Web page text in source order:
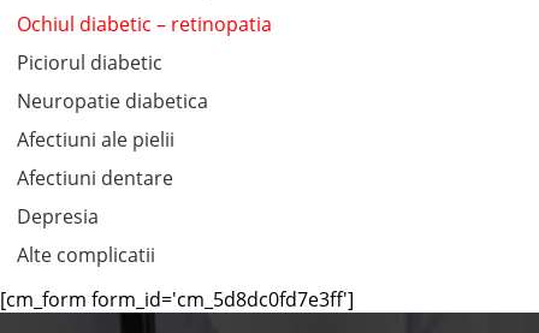
Ochiul diabetic – retinopatia
Piciorul diabetic
Neuropatie diabetica
Afectiuni ale pielii
Afectiuni dentare
Depresia
Alte complicatii
[cm_form form_id='cm_5d8dc0fd7e3ff']